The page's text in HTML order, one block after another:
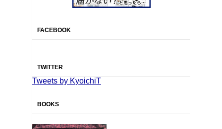
FACEBOOK
TWITTER
Tweets by KyoichiT
BOOKS